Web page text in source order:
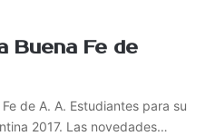
Buena Fe de
de A. A. Estudiantes para su
2017. Las novedades…